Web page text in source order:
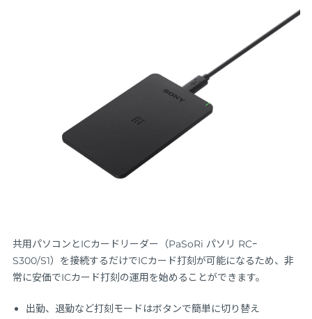
共用パソコンとICカードリーダー（PaSoRi パソリ RCｰ
S300/S1）を接続するだけでICカード打刻が可能になるため、非
常に安価でICカード打刻の運用を始めることができます。
出勤、退勤など打刻モードはボタンで簡単に切り替え